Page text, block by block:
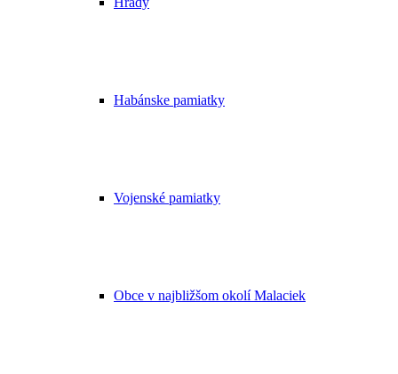
Habánske pamiatky
Vojenské pamiatky
Obce v najbližšom okolí Malaciek